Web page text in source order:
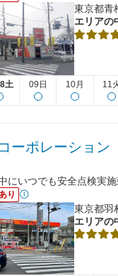
東京都青
エリアの
土 09日 10月 11
ーポレーショ
にいつでも安全点検実施
り
東京都羽
エリアの